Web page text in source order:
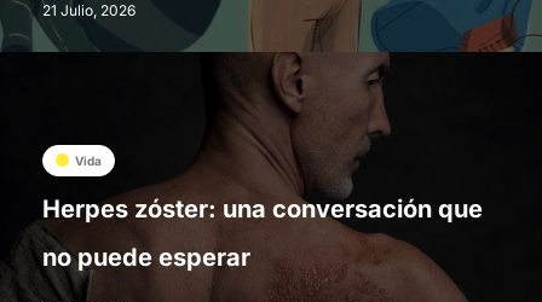
21 Julio, 2026
Vida
Herpes zóster: una conversación que
no puede esperar